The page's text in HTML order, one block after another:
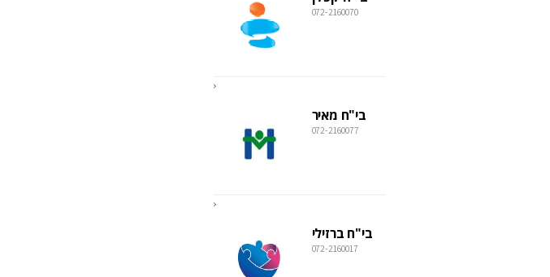
072-2160070
בי"ח מאיר
072-2160077
בי"ח ברזילי
072-2160017